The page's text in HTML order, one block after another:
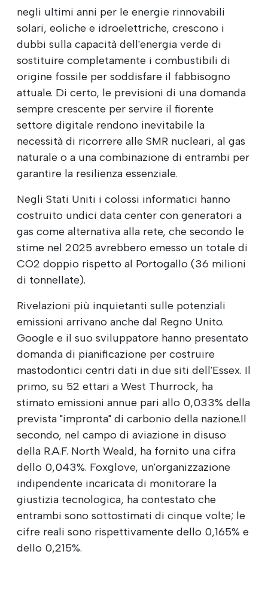
negli ultimi anni per le energie rinnovabili
solari, eoliche e idroelettriche, crescono i
dubbi sulla capacità dell'energia verde di
sostituire completamente i combustibili di
origine fossile per soddisfare il fabbisogno
attuale. Di certo, le previsioni di una domanda
sempre crescente per servire il fiorente
settore digitale rendono inevitabile la
necessità di ricorrere alle SMR nucleari, al gas
naturale o a una combinazione di entrambi per
garantire la resilienza essenziale.
Negli Stati Uniti i colossi informatici hanno
costruito undici data center con generatori a
gas come alternativa alla rete, che secondo le
stime nel 2025 avrebbero emesso un totale di
CO2 doppio rispetto al Portogallo (36 milioni
di tonnellate).
Rivelazioni più inquietanti sulle potenziali
emissioni arrivano anche dal Regno Unito.
Google e il suo sviluppatore hanno presentato
domanda di pianificazione per costruire
mastodontici centri dati in due siti dell'Essex. Il
primo, su 52 ettari a West Thurrock, ha
stimato emissioni annue pari allo 0,033% della
prevista "impronta" di carbonio della nazione.Il
secondo, nel campo di aviazione in disuso
della R.A.F. North Weald, ha fornito una cifra
dello 0,043%. Foxglove, un'organizzazione
indipendente incaricata di monitorare la
giustizia tecnologica, ha contestato che
entrambi sono sottostimati di cinque volte; le
cifre reali sono rispettivamente dello 0,165% e
dello 0,215%.